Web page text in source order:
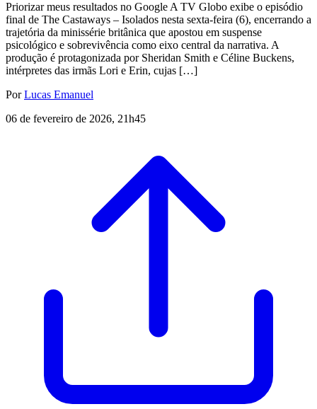
Priorizar meus resultados no Google A TV Globo exibe o episódio
final de The Castaways – Isolados nesta sexta-feira (6), encerrando a
trajetória da minissérie britânica que apostou em suspense
psicológico e sobrevivência como eixo central da narrativa. A
produção é protagonizada por Sheridan Smith e Céline Buckens,
intérpretes das irmãs Lori e Erin, cujas […]
PorLucas Emanuel
06 de fevereiro de 2026, 21h45